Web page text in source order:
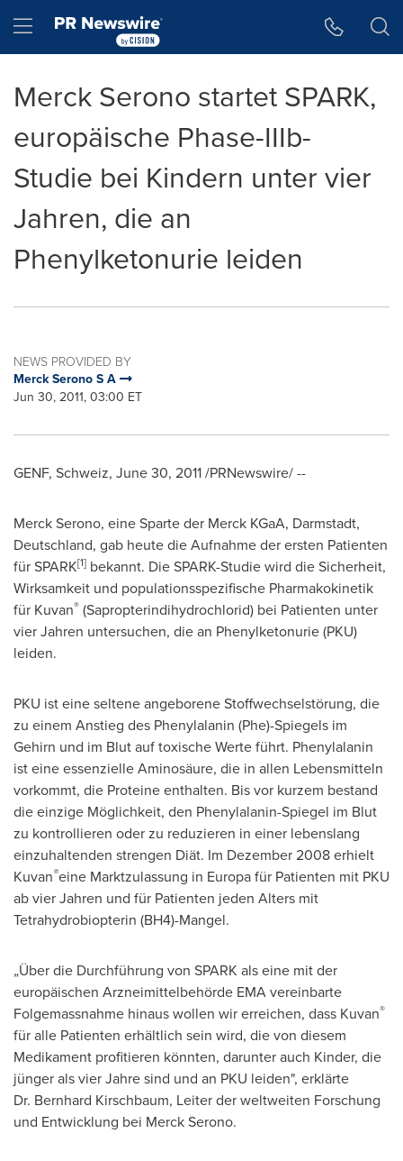
Hamburger menu
Merck Serono startet SPARK,
europäische Phase-IIIb-
Studie bei Kindern unter vier
Jahren, die an
Phenylketonurie leiden
NEWS PROVIDED BY
Merck Serono S A
Jun 30, 2011, 03:00 ET
GENF, Schweiz, June 30, 2011/PRNewswire/ --
Merck Serono, eine Sparte der Merck KGaA, Darmstadt,
Deutschland, gab heute die Aufnahme der ersten Patienten
für SPARK[1] bekannt. Die SPARK-Studie wird die Sicherheit,
Wirksamkeit und populationsspezifische Pharmakokinetik
für Kuvan® (Sapropterindihydrochlorid) bei Patienten unter
vier Jahren untersuchen, die an Phenylketonurie (PKU)
leiden.
PKU ist eine seltene angeborene Stoffwechselstörung, die
zu einem Anstieg des Phenylalanin (Phe)-Spiegels im
Gehirn und im Blut auf toxische Werte führt. Phenylalanin
ist eine essenzielle Aminosäure, die in allen Lebensmitteln
vorkommt, die Proteine enthalten. Bis vor kurzem bestand
die einzige Möglichkeit, den Phenylalanin-Spiegel im Blut
zu kontrollieren oder zu reduzieren in einer lebenslang
einzuhaltenden strengen Diät. Im Dezember2008 erhielt
Kuvan®eine Marktzulassung in Europa für Patienten mit PKU
ab vier Jahren und für Patienten jeden Alters mit
Tetrahydrobiopterin (BH4)-Mangel.
„Über die Durchführung von SPARK als eine mit der
europäischen Arzneimittelbehörde EMA vereinbarte
Folgemassnahme hinaus wollen wir erreichen, dass Kuvan®
für alle Patienten erhältlich sein wird, die von diesem
Medikament profitieren könnten, darunter auch Kinder, die
jünger als vier Jahre sind und an PKU leiden", erklärte
Dr. Bernhard Kirschbaum, Leiter derweltweiten Forschung
und Entwicklung bei Merck Serono.